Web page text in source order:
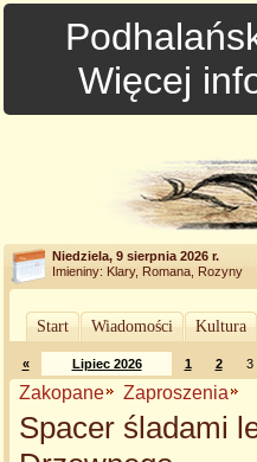
Więcej
Niedziela, 9 sierpnia 2026 r.
Imieniny: Klary, Romana, Rozyny
Start Wiadomości Kultura
« Lipiec 2026 1 2 3
Zakopane Zaproszenia
Spacer śladami